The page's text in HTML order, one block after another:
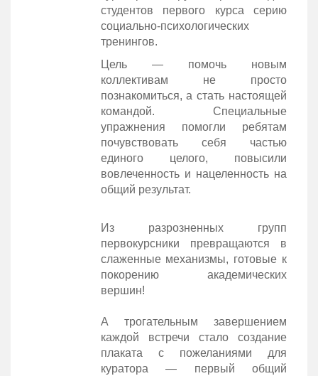
студентов первого курса серию
социально-психологических
тренингов.
Цель — помочь новым
коллективам не просто
познакомиться, а стать настоящей
командой. Специальные
упражнения помогли ребятам
почувствовать себя частью
единого целого, повысили
вовлеченность и нацеленность на
общий результат.
Из разрозненных групп
первокурсники превращаются в
слаженные механизмы, готовые к
покорению академических
вершин!
А трогательным завершением
каждой встречи стало создание
плаката с пожеланиями для
куратора — первый общий